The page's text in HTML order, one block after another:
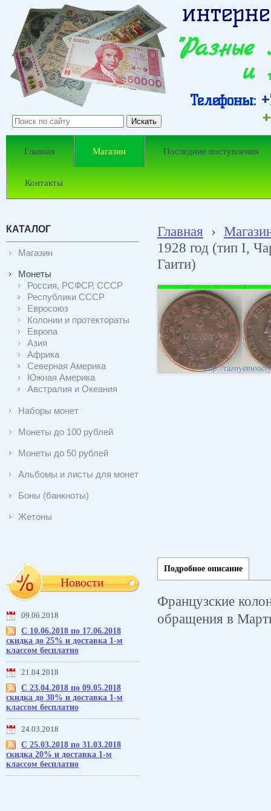
и
Телефоны:
Главная Магазин Последние поступления
Контакты
КАТАЛОГ
Магазин
Монеты
Россия, РСФСР, СССР
Республики СССР
Евросоюз
Колонии и протектораты
Европа
Азия
Африка
Северная Америка
Южная Америка
Австралия и Океания
Наборы монет
Монеты до 100 рублей
Монеты до 50 рублей
Альбомы и листы для монет
Боны (банкноты)
Жетоны
Новости
09.06.2018
С 10.06.2018 по 17.06.2018
скидка до 25% и доставка 1-м
классом бесплатно
21.04.2018
С 23.04.2018 по 09.05.2018
скидка до 30% и доставка 1-м
классом бесплатно
24.03.2018
С 25.03.2018 по 31.03.2018
скидка 20% и доставка 1-м
классом бесплатно
Главная ›
1928 год (тип I,
Гаити)
Подробное описание
Французские
обращения в